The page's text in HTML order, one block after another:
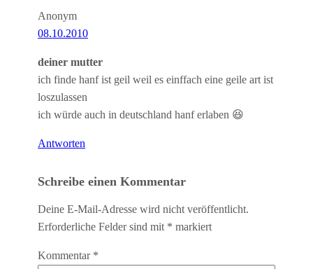
Anonym
08.10.2010
deiner mutter
ich finde hanf ist geil weil es einffach eine geile art ist
loszulassen
ich würde auch in deutschland hanf erlaben 😆
Antworten
Schreibe einen Kommentar
Deine E-Mail-Adresse wird nicht veröffentlicht.
Erforderliche Felder sind mit * markiert
Kommentar *